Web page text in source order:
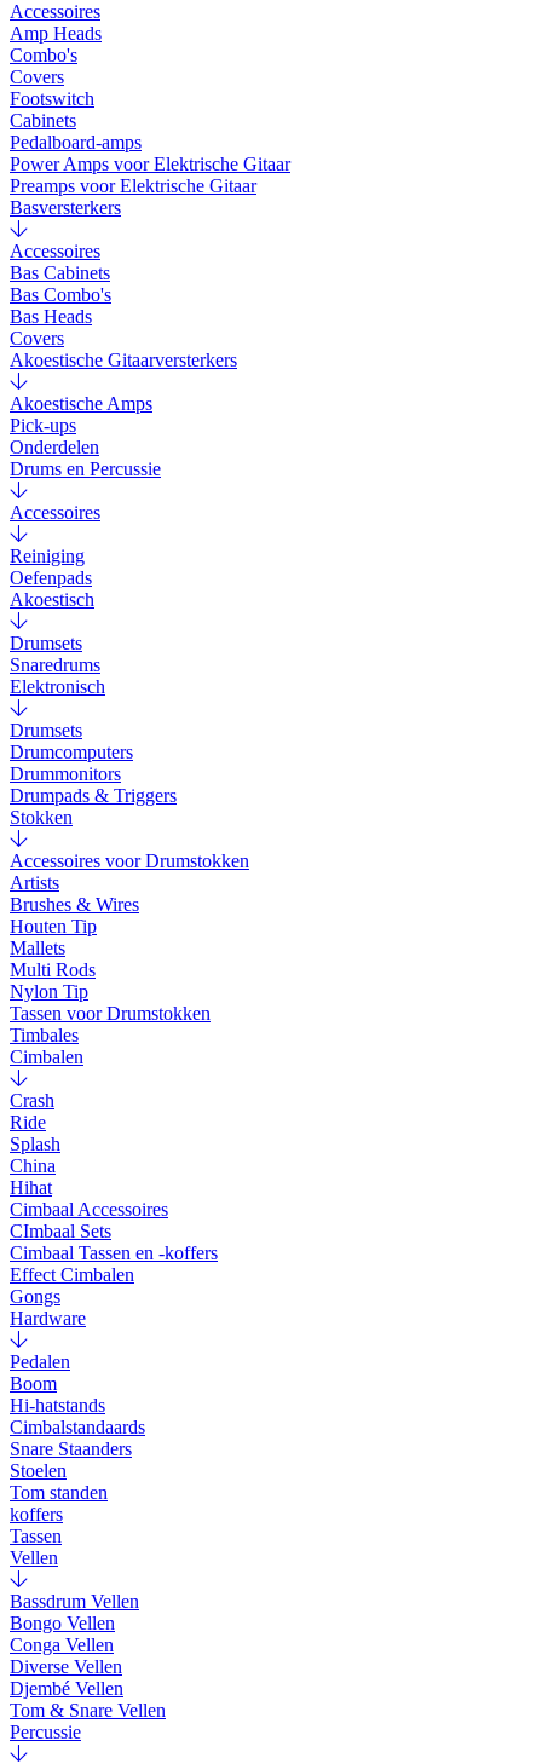
Accessoires
Amp Heads
Combo's
Covers
Footswitch
Cabinets
Pedalboard-amps
Power Amps voor Elektrische Gitaar
Preamps voor Elektrische Gitaar
Basversterkers
Accessoires
Bas Cabinets
Bas Combo's
Bas Heads
Covers
Akoestische Gitaarversterkers
Akoestische Amps
Pick-ups
Onderdelen
Drums en Percussie
Accessoires
Reiniging
Oefenpads
Akoestisch
Drumsets
Snaredrums
Elektronisch
Drumsets
Drumcomputers
Drummonitors
Drumpads & Triggers
Stokken
Accessoires voor Drumstokken
Artists
Brushes & Wires
Houten Tip
Mallets
Multi Rods
Nylon Tip
Tassen voor Drumstokken
Timbales
Cimbalen
Crash
Ride
Splash
China
Hihat
Cimbaal Accessoires
CImbaal Sets
Cimbaal Tassen en -koffers
Effect Cimbalen
Gongs
Hardware
Pedalen
Boom
Hi-hatstands
Cimbalstandaards
Snare Staanders
Stoelen
Tom standen
koffers
Tassen
Vellen
Bassdrum Vellen
Bongo Vellen
Conga Vellen
Diverse Vellen
Djembé Vellen
Tom & Snare Vellen
Percussie